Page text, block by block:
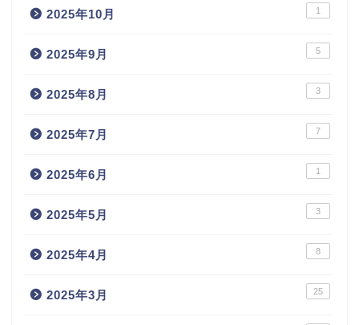
2025年10月 1
2025年9月 5
2025年8月 3
2025年7月 7
2025年6月 1
2025年5月 3
2025年4月 8
2025年3月 25